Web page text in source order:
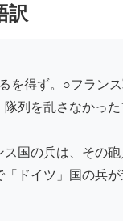
訳
隊列を乱さなかっ
ス国の兵は、その
「ドイツ」国の兵